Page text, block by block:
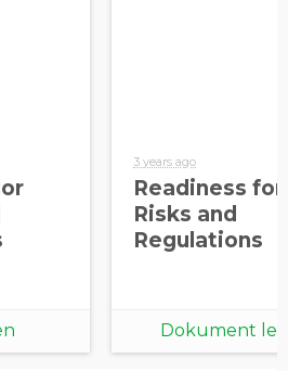
3 years ago
Readiness
Risks and
Regulations
Dokument